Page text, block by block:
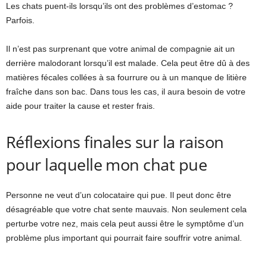
Les chats puent-ils lorsqu’ils ont des problèmes d’estomac ?
Parfois.
Il n’est pas surprenant que votre animal de compagnie ait un
derrière malodorant lorsqu’il est malade. Cela peut être dû à des
matières fécales collées à sa fourrure ou à un manque de litière
fraîche dans son bac. Dans tous les cas, il aura besoin de votre
aide pour traiter la cause et rester frais.
Réflexions finales sur la raison
pour laquelle mon chat pue
Personne ne veut d’un colocataire qui pue. Il peut donc être
désagréable que votre chat sente mauvais. Non seulement cela
perturbe votre nez, mais cela peut aussi être le symptôme d’un
problème plus important qui pourrait faire souffrir votre animal.